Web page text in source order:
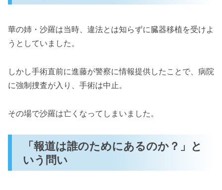
華の姉・沙羅は当時、違法とは知らずに臓器移植を受けよ
うとしていました。
しかし手術直前に進藤が警察に情報提供したことで、病院
に強制捜査が入り、手術は中止。
その場で沙羅は亡くなってしまいました。
「報道は誰のためにあるのか？」と
いう問い